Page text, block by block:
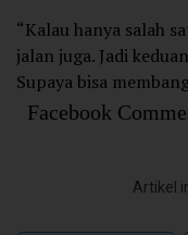
“Kalau hanya salah
jalan juga. Jadi
Supaya bisa
Facebook
Artikel